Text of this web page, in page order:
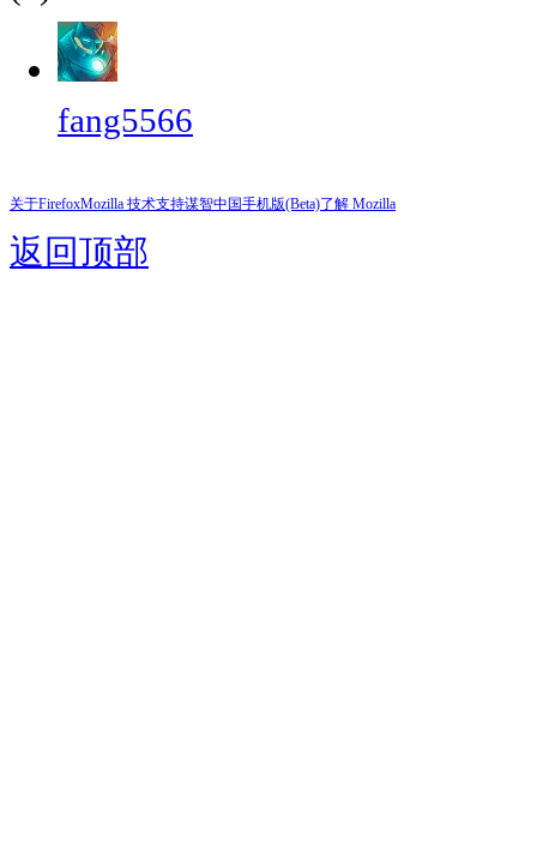
fang5566
关于FirefoxMozilla 技术支持谋智中国手机版(Beta)了解 Mozilla
返回顶部